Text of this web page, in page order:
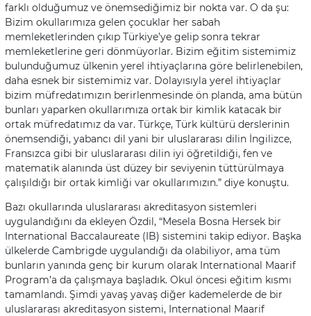
farklı olduğumuz ve önemsediğimiz bir nokta var. O da şu:
Bizim okullarımıza gelen çocuklar her sabah
memleketlerinden çıkıp Türkiye’ye gelip sonra tekrar
memleketlerine geri dönmüyorlar. Bizim eğitim sistemimiz
bulunduğumuz ülkenin yerel ihtiyaçlarına göre belirlenebilen,
daha esnek bir sistemimiz var. Dolayısıyla yerel ihtiyaçlar
bizim müfredatımızın berirlenmesinde ön planda, ama bütün
bunları yaparken okullarımıza ortak bir kimlik katacak bir
ortak müfredatımız da var. Türkçe, Türk kültürü derslerinin
önemsendiği, yabancı dil yani bir uluslararası dilin İngilizce,
Fransızca gibi bir uluslararası dilin iyi öğretildiği, fen ve
matematik alanında üst düzey bir seviyenin tüttürülmaya
çalışıldığı bir ortak kimliği var okullarımızın.” diye konuştu.
Bazı okullarında uluslararası akreditasyon sistemleri
uygulandığını da ekleyen Özdil, “Mesela Bosna Hersek bir
International Baccalaureate (IB) sistemini takip ediyor. Başka
ülkelerde Cambrigde uygulandığı da olabiliyor, ama tüm
bunların yanında genç bir kurum olarak International Maarif
Program’a da çalışmaya başladık. Okul öncesi eğitim kısmı
tamamlandı. Şimdi yavaş yavaş diğer kademelerde de bir
uluslararası akreditasyon sistemi, International Maarif